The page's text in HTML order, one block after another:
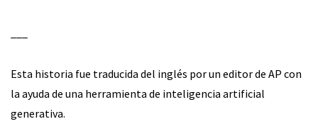
Esta historia fue traducida del inglés por un editor de AP con
la ayuda de una herramienta de inteligencia artificial
generativa.